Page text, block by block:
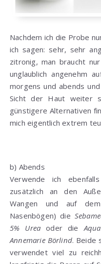
Nachdem ich die Probe
ich sagen: sehr, sehr
zitronig, man braucht
unglaublich angenehm
morgens und abends
Sicht der Haut weiter
günstigere Alternativen
mich eigentlich extrem
b) Abends
Verwende ich
zusätzlich an den
Wangen und auf
Nasenbögen) die
5% Ureaoder die
Annemarie Börlind. Beide
verwendet viel zu